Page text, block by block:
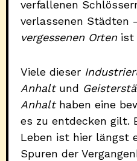
verfallenen
verlassenen Städten
vergessenen Ortenist
Viele dieser
Anhaltund
Anhalthaben eine
es zu entdecken gilt.
Leben ist hier längst
Spuren der